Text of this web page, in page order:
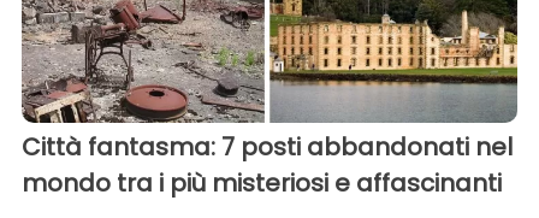
Città fantasma: 7 posti abbandonati nel
mondo tra i più misteriosi e affascinanti